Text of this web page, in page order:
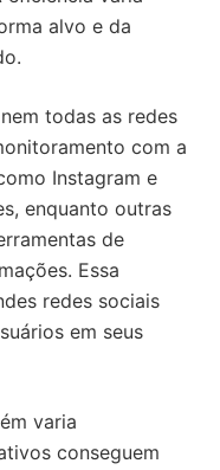
alvo e da
todas as redes
com a
Instagram e
enquanto outras
de
Essa
redes sociais
em seus
varia
conseguem